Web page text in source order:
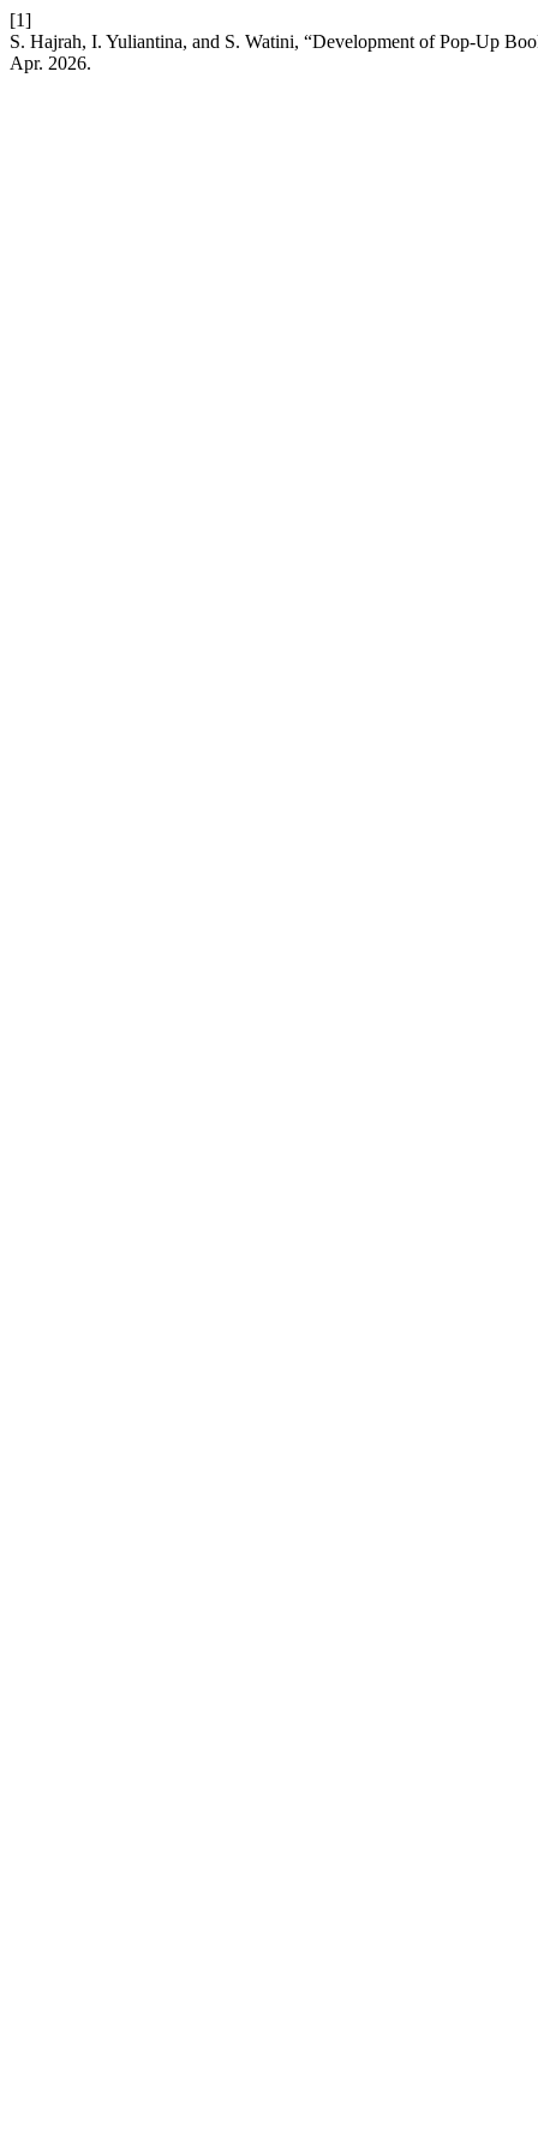
[1]
S. Hajrah, I. Yuliantina, and S. Watini, “Development of Pop-Up
Apr. 2026.